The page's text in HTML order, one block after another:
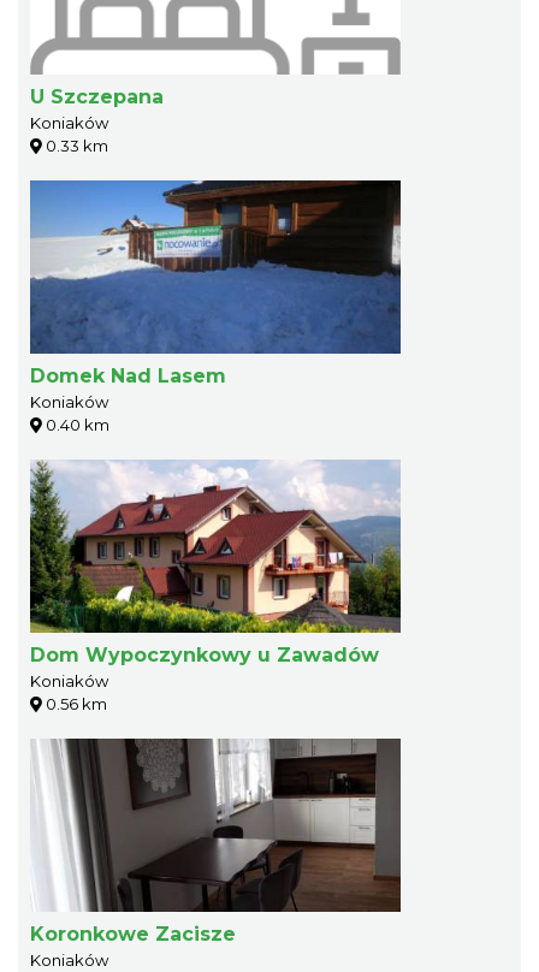
U Szczepana
Koniaków
0.33 km
Domek Nad Lasem
Koniaków
0.40 km
Dom Wypoczynkowy u Zawadów
Koniaków
0.56 km
Koronkowe Zacisze
Koniaków